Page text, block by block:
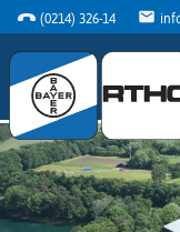
(0214) 326-14